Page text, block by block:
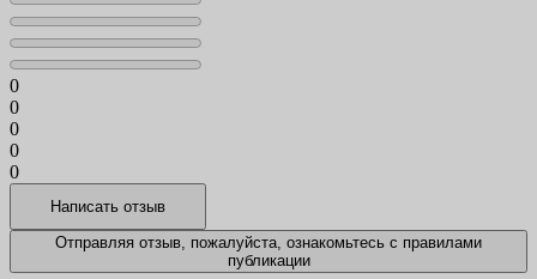
0
0
0
0
0
Отправляя отзыв, пожалуйста, ознакомьтесь с правилами
публикации